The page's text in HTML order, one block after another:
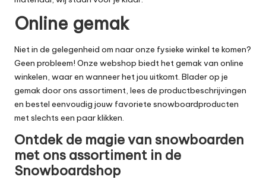
Online gemak
Niet in de gelegenheid om naar onze fysieke winkel te komen?
Geen probleem! Onze webshop biedt het gemak van online
winkelen, waar en wanneer het jou uitkomt. Blader op je
gemak door ons assortiment, lees de productbeschrijvingen
en bestel eenvoudig jouw favoriete snowboardproducten
met slechts een paar klikken.
Ontdek de magie van snowboarden
met ons assortiment in de
Snowboardshop